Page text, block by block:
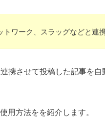
ワーク、スラッグなどと連携
携させて投稿した記事を
用方法をを紹介します。